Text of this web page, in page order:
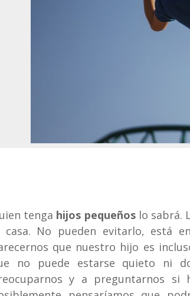
tenga hijos pequeñoslo sabrá.
casa. No pueden evitarlo, está
que nuestro hijo es
no puede estarse quieto ni
y a preguntarnos si